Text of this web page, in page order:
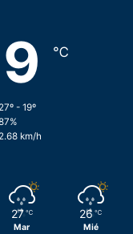
℃
- 19º
km/h
27 ℃
Mar
26 ℃
Mié